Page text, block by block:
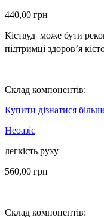
440,00 грн
Кіствуд може бути
підтримці здоров’я
Склад компонентів:
Купити дізнатися
Неоазіс
легкість руху
560,00 грн
Склад компонентів: